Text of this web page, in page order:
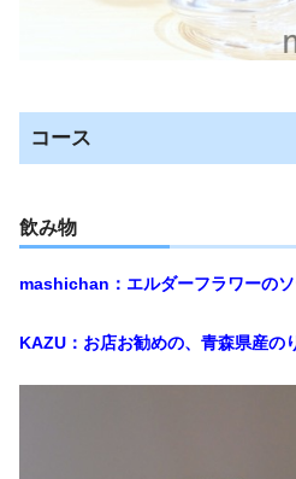
コース
飲み物
mashichan：エルダーフラワーのソ
KAZU：お店お勧めの、青森県産の